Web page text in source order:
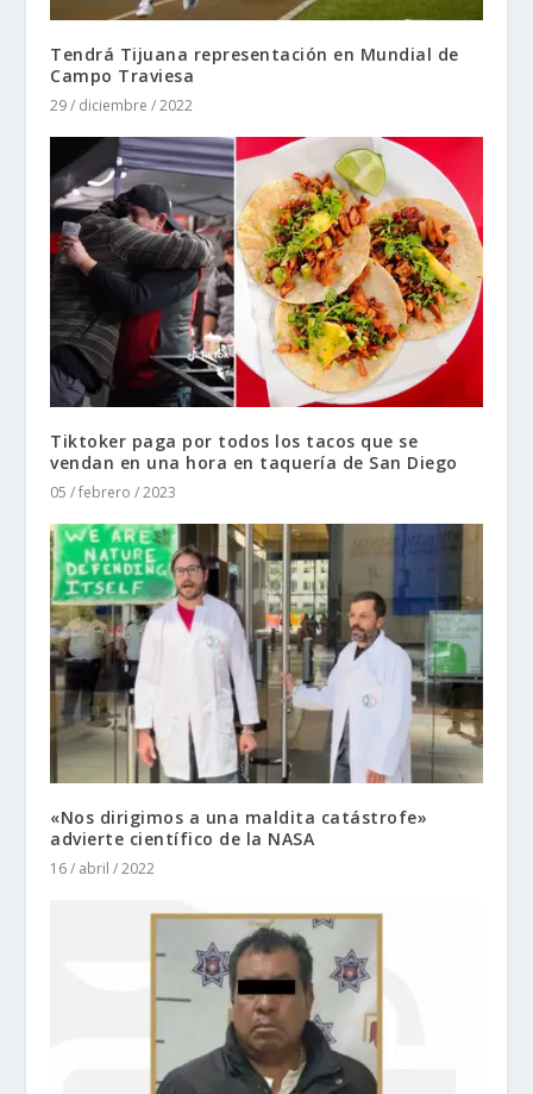
Tendrá Tijuana representación en Mundial de
Campo Traviesa
29 / diciembre / 2022
Tiktoker paga por todos los tacos que se
vendan en una hora en taquería de San Diego
05 / febrero / 2023
«Nos dirigimos a una maldita catástrofe»
advierte científico de la NASA
16 / abril / 2022